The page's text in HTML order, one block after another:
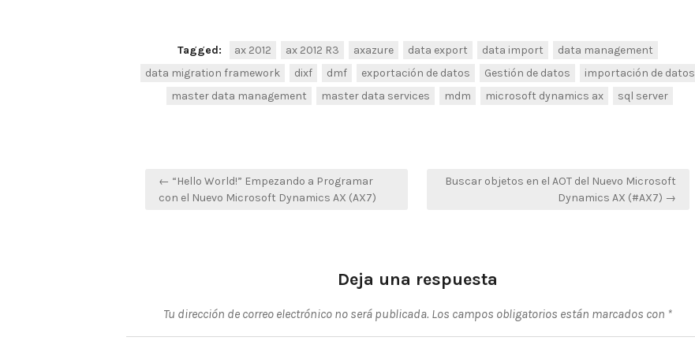
Tagged: ax 2012 ax 2012 R3 axazure data export data import
data management
data migration framework
dixf dmf exportación de datos Gestión de datos
importación de datos
master data management
master data services mdm microsoft dynamics ax sql server
Navegación
← “Hello World!” Empezando a Programar
con el Nuevo Microsoft Dynamics AX (AX7)
Buscar objetos en el AOT del Nuevo Microsoft
Dynamics AX (#AX7) →
Deja una respuesta
Tu dirección de correo electrónico no será publicada. Los campos obligatorios están marcados con *